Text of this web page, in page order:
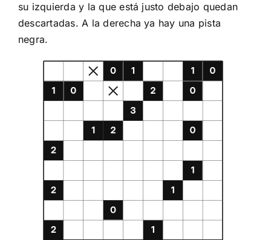
su izquierda y la que está justo debajo quedan
descartadas. A la derecha ya hay una pista
negra.